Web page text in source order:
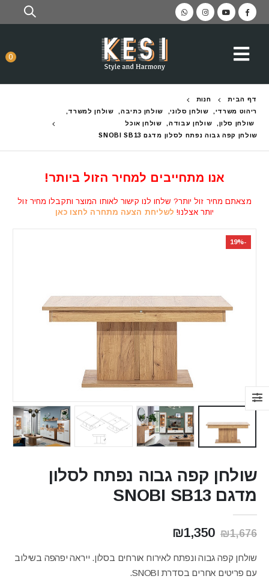
0
דף הבית
חנות
ריהוט משרדי
שולחן סלוני, שולחן כתיבה שולחן למשרד
שולחן סלון
שולחן עבודה,
שולחן אוכל
שולחן קפה גבוה נפתח לסלון מדגם SNOBI SB13
אנו מתחייבים למחיר הזול ביותר!
מצאתם מחיר זול יותר? שלחו לנו קישור לאותו המוצר ותקבלו מחיר זול
יותר אצלנו! לשליחת הצעה מתחרה לחצו כאן
-19%
שולחן קפה גבוה נפתח לסלון
מדגם SNOBI SB13
₪1,676
המחיר
היה:
₪1,676.
₪1,350
הוא:
₪1,350.
שולחן קפה גבוה ונפתח לאירוח אורחים בסלון. ייראה יפהפה בשילוב
עם פריטים אחרים בסדרת SNOBI.